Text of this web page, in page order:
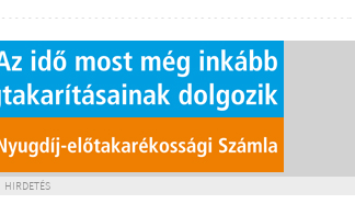
HIRDETÉS